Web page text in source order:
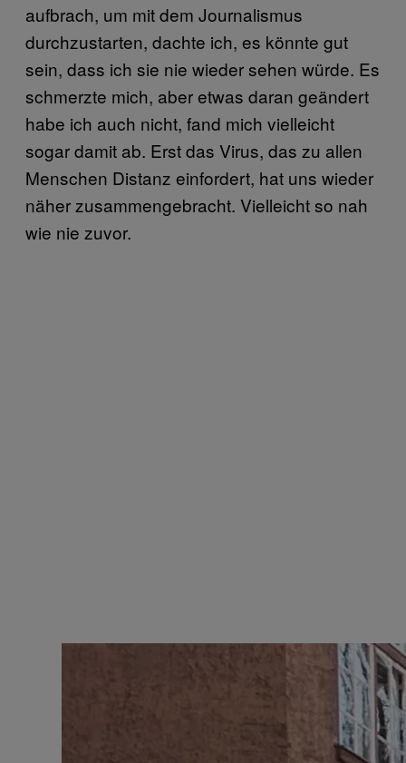
aufbrach, um mit dem Journalismus
durchzustarten, dachte ich, es könnte gut
sein, dass ich sie nie wieder sehen würde. Es
schmerzte mich, aber etwas daran geändert
habe ich auch nicht, fand mich vielleicht
sogar damit ab. Erst das Virus, das zu allen
Menschen Distanz einfordert, hat uns wieder
näher zusammengebracht. Vielleicht so nah
wie nie zuvor.